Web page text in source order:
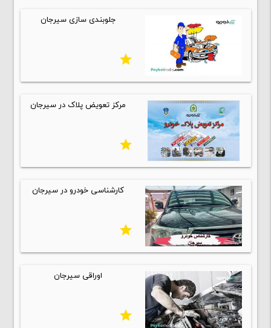
جلوبندی سازی سیرجان
star
مرکز تعویض پلاک در سيرجان
star
کارشناسی خودرو در سیرجان
star
اوراقی سیرجان
star